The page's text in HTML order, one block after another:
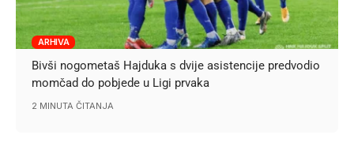
ARHIVA
Bivši nogometaš Hajduka s dvije asistencije predvodio
momčad do pobjede u Ligi prvaka
2 MINUTA ČITANJA